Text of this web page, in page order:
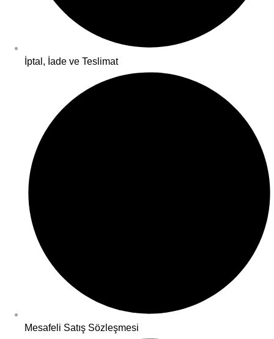
İptal, İade ve Teslimat
Mesafeli Satış Sözleşmesi